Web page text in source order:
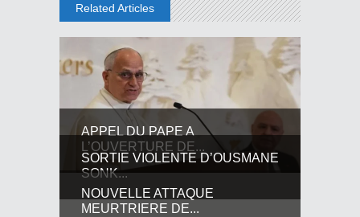
Related Articles
APPEL DU PAPE A
L’OUVERTURE DE...
SORTIE VIOLENTE D’OUSMANE
SONK...
NOUVELLE ATTAQUE
MEURTRIERE DE...